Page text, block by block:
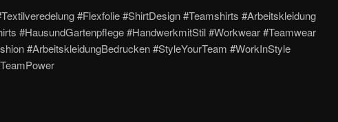
#Flexfolie #ShirtDesign #Teamshirts #Arbeitskleidung
#HausundGartenpflege #HandwerkmitStil #Workwear #Teamwear
#ArbeitskleidungBedrucken #StyleYourTeam #WorkInStyle